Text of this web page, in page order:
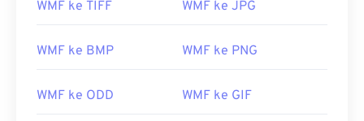
WMF dapat dibuka dengan mudah di Windows
seperti CorelDraw Graphics Suite . Program
WMF ke TIFF WMF ke JPG
WMF ke BMP WMF ke PNG
WMF ke ODD WMF ke GIF